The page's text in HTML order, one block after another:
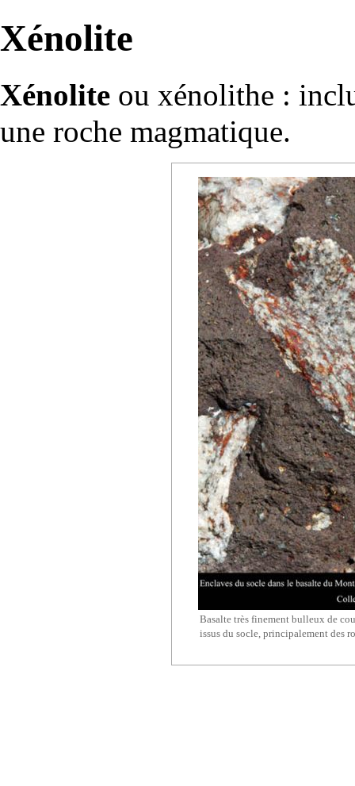
Xénolite
Xénolite ou xénolithe :
une roche magmatique.
Basalte très finement bulleux de
issus du socle, principalement des